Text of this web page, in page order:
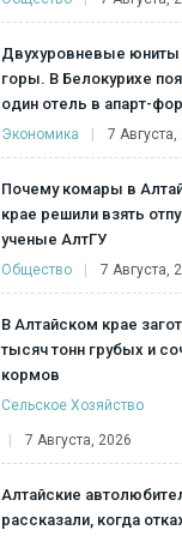
Двухуровневые юниты
горы. В Белокурихе
один отель в апарт-
Экономика 7 Августа,
Почему комары в
крае решили взять
ученые АлтГУ
Общество 7 Августа,
В Алтайском крае
тысяч тонн грубых и
кормов
Сельское Хозяйство
7 Августа, 2026
Алтайские
рассказали, когда